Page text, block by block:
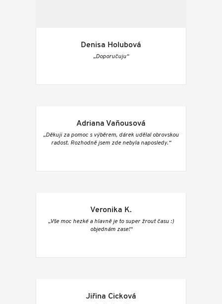
Denisa Holubová
„Doporučuju“
Adriana Vaňousová
„Děkuji za pomoc s výběrem, dárek udělal obrovskou
radost. Rozhodně jsem zde nebyla naposledy.“
Veronika K.
„Vše moc hezké a hlavně je to super žrout času :)
objednám zase!“
Jiřina Cicková